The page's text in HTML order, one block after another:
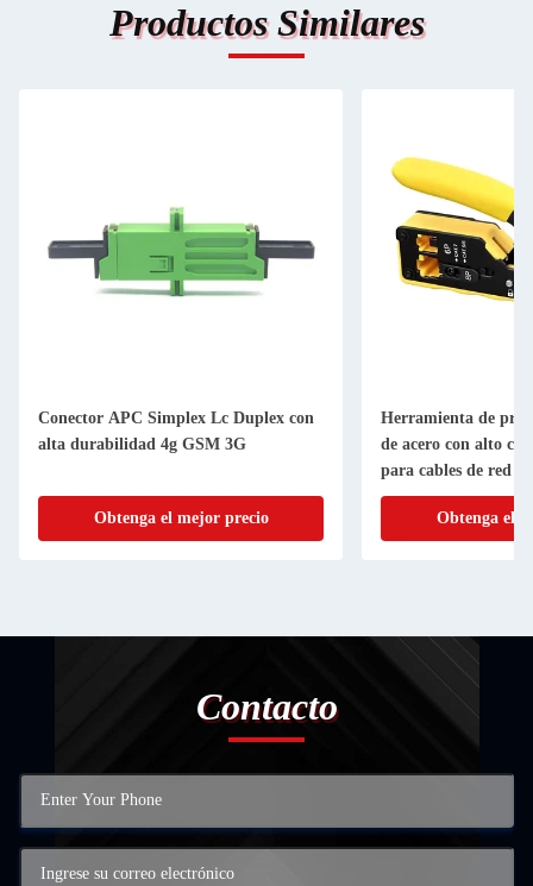
Productos Similares
Conector APC Simplex Lc Duplex con
alta durabilidad 4g GSM 3G
Obtenga el mejor precio
Herramienta de
de acero con alto
para cables de red
con conectores RJ11
Obtenga el
Contacto